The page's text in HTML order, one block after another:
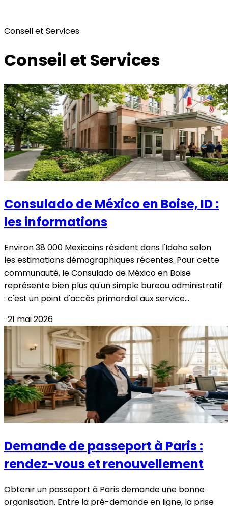
Conseil et Services
Conseil et Services
Consulado de México en Boise, ID :
les informations
Environ 38 000 Mexicains résident dans l'Idaho selon
les estimations démographiques récentes. Pour cette
communauté, le Consulado de México en Boise
représente bien plus qu'un simple bureau administratif
: c'est un point d'accès primordial aux service...
· 21 mai 2026
Demande de passeport à Paris :
rendez-vous et renouvellement
Obtenir un passeport à Paris demande une bonne
organisation. Entre la pré-demande en ligne, la prise